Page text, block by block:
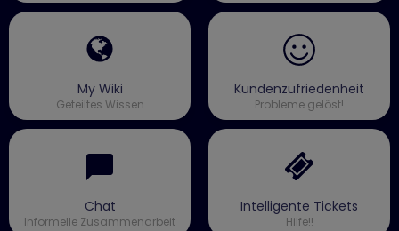
My Wiki
Geteiltes Wissen
Kundenzufriedenheit
Probleme gelöst!
Chat
Informelle Zusammenarbeit
Intelligente Tickets
Hilfe!!